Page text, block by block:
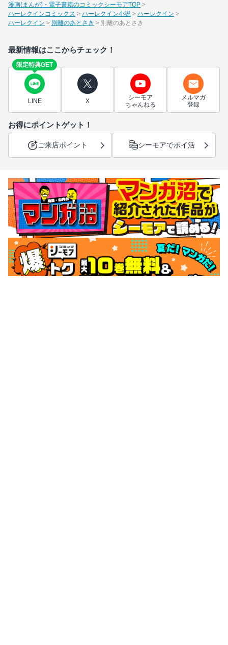
漫画(まんが)・電子書籍のコミックシーモアTOP
ハーレクインコミックス
ハーレクイン小説
ハーレクイン
ハーレクイン
別離のあとさき 別離のあとさき
最新情報はここからチェック！
限定特典GET
LINE X
シーモア
ちゃんねる
メルマガ
登録
お得にポイントゲット！
ご来店ポイント シーモアでポイ活